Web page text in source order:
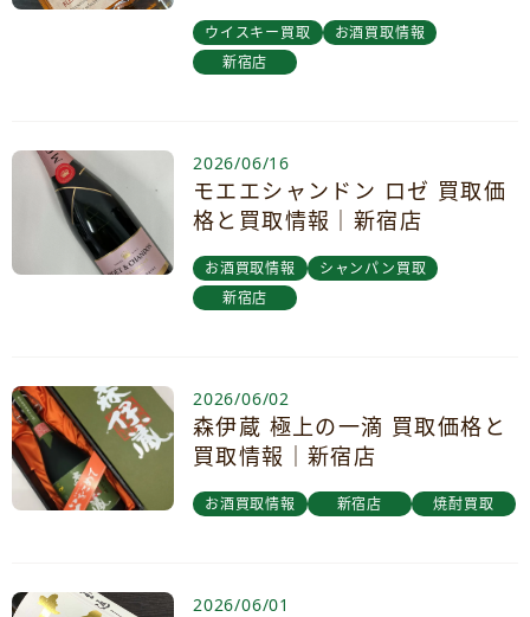
ウイスキー買取
お酒買取情報
新宿店
2026/06/16
モエエシャンドン ロゼ 買取価
格と買取情報｜新宿店
お酒買取情報
シャンパン買取
新宿店
2026/06/02
森伊蔵 極上の一滴 買取価格と
買取情報｜新宿店
お酒買取情報 新宿店 焼酎買取
2026/06/01